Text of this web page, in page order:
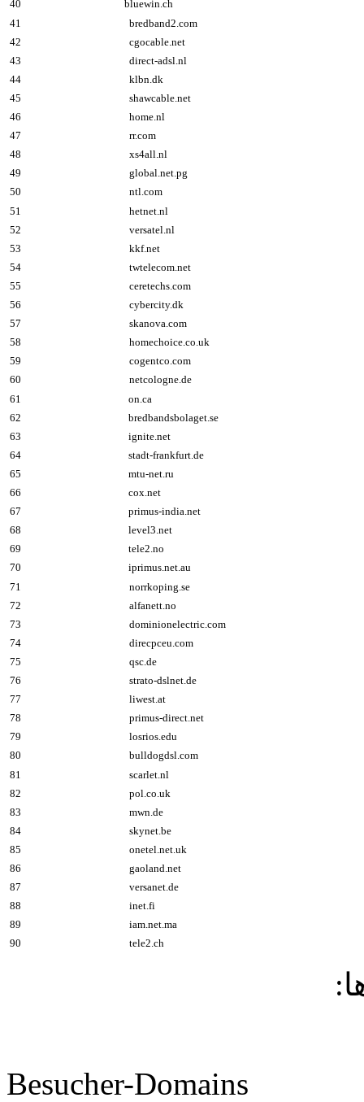
40
bluewin.ch
41
bredband2.com
42
cgocable.net
43
direct-adsl.nl
44
klbn.dk
45
shawcable.net
46
home.nl
47
rr.com
48
xs4all.nl
49
global.net.pg
50
ntl.com
51
hetnet.nl
52
versatel.nl
53
kkf.net
54
twtelecom.net
55
ceretechs.com
56
cybercity.dk
57
skanova.com
58
homechoice.co.uk
59
cogentco.com
60
netcologne.de
61
on.ca
62
bredbandsbolaget.se
63
ignite.net
64
stadt-frankfurt.de
65
mtu-net.ru
66
cox.net
67
primus-india.net
68
level3.net
69
tele2.no
70
iprimus.net.au
71
norrkoping.se
72
alfanett.no
73
dominionelectric.com
74
direcpceu.com
75
qsc.de
76
strato-dslnet.de
77
liwest.at
78
primus-direct.net
79
losrios.edu
80
bulldogdsl.com
81
scarlet.nl
82
pol.co.uk
83
mwn.de
84
skynet.be
85
onetel.net.uk
86
gaoland.net
87
versanet.de
88
inet.fi
89
iam.net.ma
90
tele2.ch
Besucher-Domains